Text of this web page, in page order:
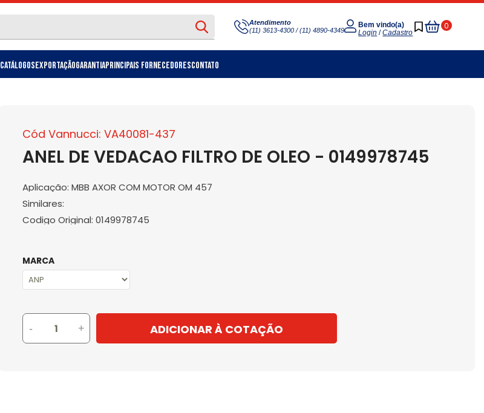
Atendimento
(11) 3613-4300 / (11) 4890-4349
Bem vindo(a)
Login /Cadastro
0
Meu
Carrinho
CatálogosExportaçãoGarantiaPrincipais FornecedoresContato
Cód Vannucci: VA40081-437
ANEL DE VEDACAO FILTRO DE OLEO - 0149978745
Aplicação: MBB AXOR COM MOTOR OM 457
Similares:
Codigo Original: 0149978745
MARCA
- + ADICIONAR À COTAÇÃO